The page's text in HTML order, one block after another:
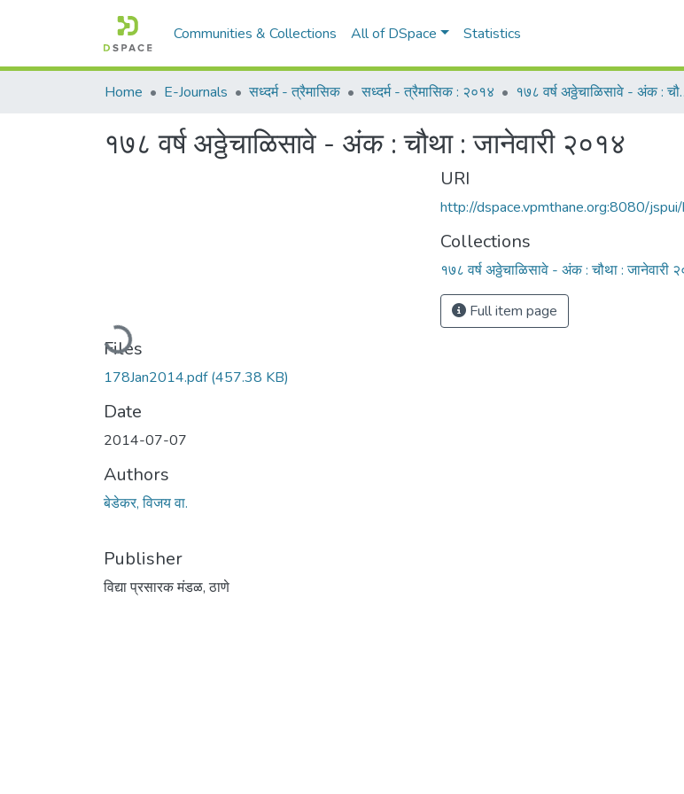
Communities & Collections All of DSpace Statistics
Home E-Journals सध्दर्म - त्रैमासिक सध्दर्म - त्रैमासिक : २०१४ १७८ वर्ष
१७८ वर्ष अठ्ठेचाळिसावे - अंक : चौथा : जानेवारी २०१४
Loading...
Files
178Jan2014.pdf(457.38 KB)
Date
2014-07-07
Authors
बेडेकर, विजय वा.
Publisher
विद्या प्रसारक मंडळ, ठाणे
URI
http://dspace.vpmthane.org:8080/
Collections
१७८ वर्ष अठ्ठेचाळिसावे - अंक : चौथा : जानेवारी
Full item page